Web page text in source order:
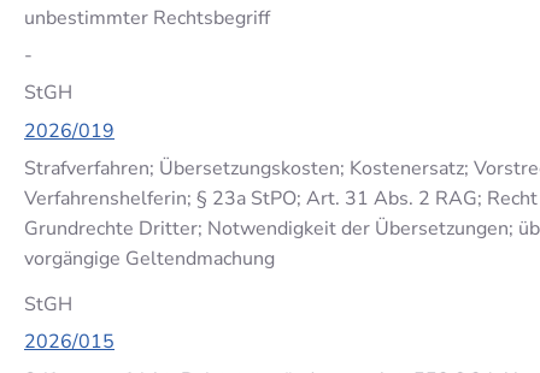
unbestimmter Rechtsbegriff
-
StGH
2026/019
Strafverfahren; Übersetzungskosten; Kostenersatz;
Verfahrenshelferin; § 23a StPO; Art. 31 Abs. 2 RAG;
Grundrechte Dritter; Notwendigkeit der Übersetzungen;
vorgängige Geltendmachung
StGH
2026/015